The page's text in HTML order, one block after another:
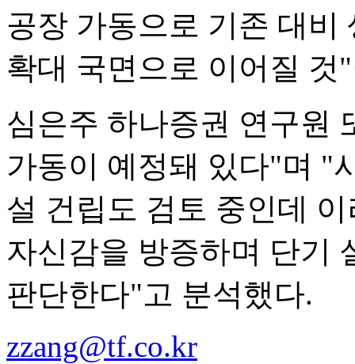
공장 가동으로 기존 대비
확대 국면으로 이어질 것
심은주 하나증권 연구원
가동이 예정돼 있다"며 "
설 건립도 검토 중인데
자신감을 방증하며 단기
판단한다"고 분석했다.
zzang@tf.co.kr